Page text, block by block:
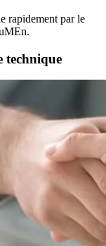
rapidement par le
technique